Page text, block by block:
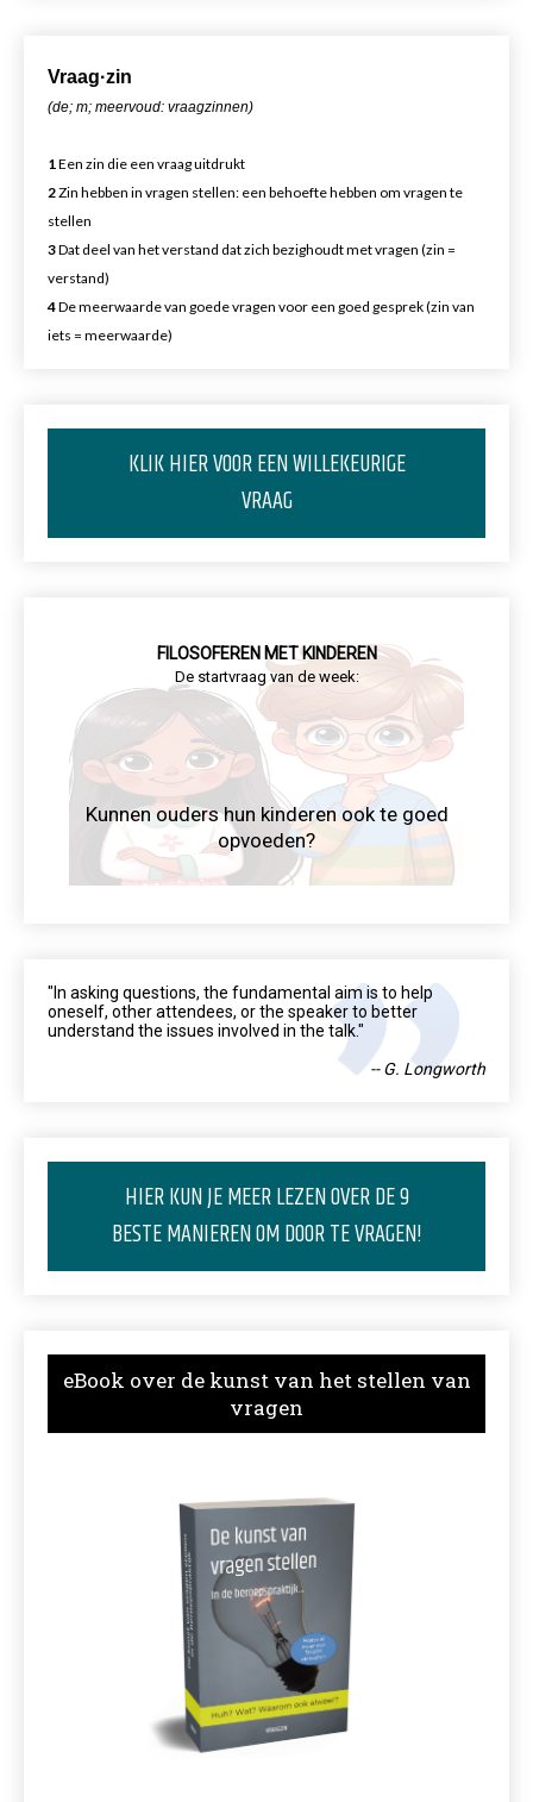
Vraag·zin
(de; m; meervoud: vraagzinnen)
1Een zin die een vraag uitdrukt
2Zin hebben in vragen stellen: een behoefte hebben om vragen te
stellen
3Dat deel van het verstand dat zich bezighoudt met vragen (zin =
verstand)
4De meerwaarde van goede vragen voor een goed gesprek (zin van
iets = meerwaarde)
KLIK HIER VOOR EEN WILLEKEURIGE
VRAAG
FILOSOFEREN MET KINDEREN
De startvraag van de week:
Kunnen ouders hun kinderen ook te goed
opvoeden?
"In asking questions, the fundamental aim is to help
oneself, other attendees, or the speaker to better
understand the issues involved in the talk."
-- G. Longworth
HIER KUN JE MEER LEZEN OVER DE 9
BESTE MANIEREN OM DOOR TE VRAGEN!
eBook over de kunst van het stellen van
vragen